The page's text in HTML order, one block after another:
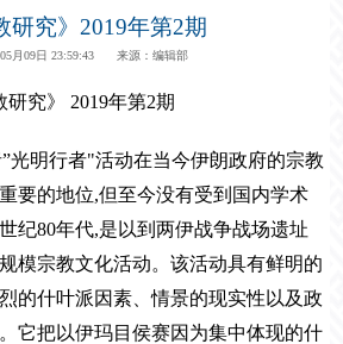
研究》2019年第2期
05月09日 23:59:43 来源：编辑部
研究》 2019年第2期
”光明行者"活动在当今伊朗政府的宗教
要的地位,但至今没有受到国内学术
纪80年代,是以到两伊战争战场遗址
模宗教文化活动。该活动具有鲜明的
的什叶派因素、情景的现实性以及政
它把以伊玛目侯赛因为集中体现的什